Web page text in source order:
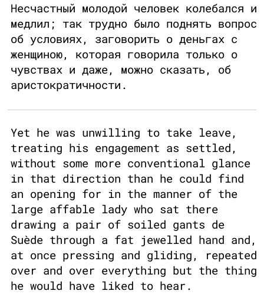
Несчастный молодой человек колебался и
медлил; так трудно было поднять вопрос
об условиях, заговорить о деньгах с
женщиною, которая говорила только о
чувствах и даже, можно сказать, об
аристократичности.
Yet he was unwilling to take leave,
treating his engagement as settled,
without some more conventional glance
in that direction than he could find
an opening for in the manner of the
large affable lady who sat there
drawing a pair of soiled gants de
Suède through a fat jewelled hand and,
at once pressing and gliding, repeated
over and over everything but the thing
he would have liked to hear.